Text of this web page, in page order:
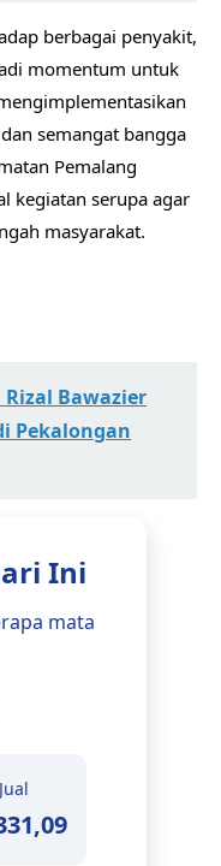
berbagai penyakit,
momentum untuk
semangat bangga
Pemalang
kegiatan serupa agar
masyarakat.
Rizal Bawazier
Pekalongan
Ini
mata
Jual